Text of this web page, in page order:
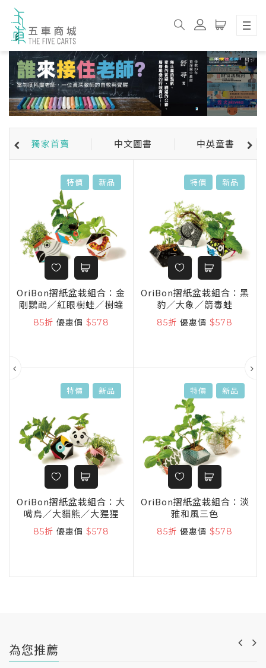
獨家首賣 中文圖書 中英童書
特價 新品
OriBon摺紙盆栽組合：金
剛鸚鵡／紅眼樹蛙／樹蝰
85折 優惠價 $578
特價 新品
OriBon摺紙盆栽組合：大
嘴鳥／大貓熊／大猩猩
85折 優惠價 $578
特價 新品
OriBon摺紙盆栽組合：黑
豹／大象／箭毒蛙
85折優惠價$578
特價 新品
OriBon摺紙盆栽組合：淡
雅和風三色
85折優惠價$578
為您推薦